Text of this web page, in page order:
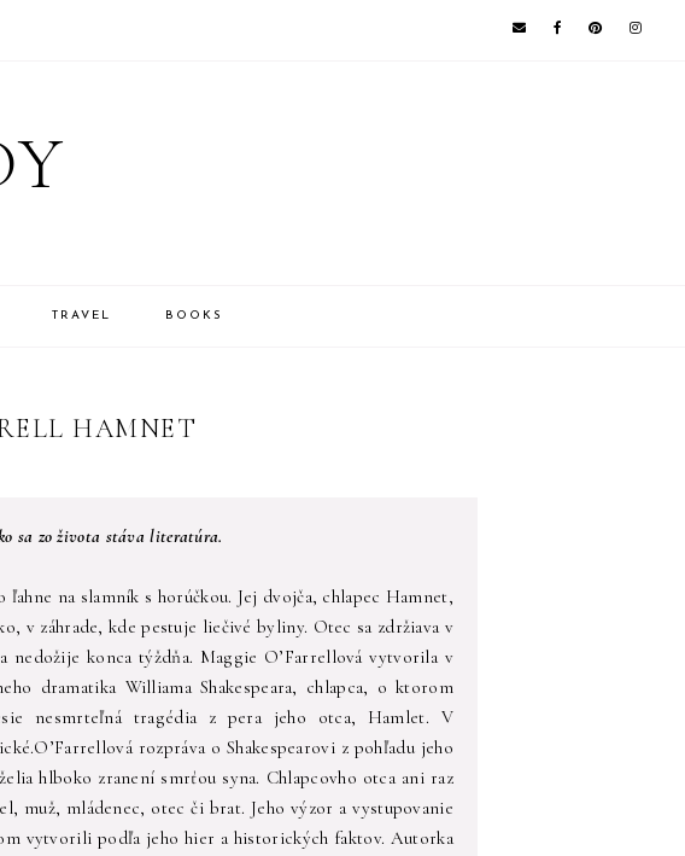
TRAVEL BOOKS
HAMNET
sa zo života stáva literatúra.
na slamník s horúčkou. Jej dvojča, chlapec Hamnet,
v záhrade, kde pestuje liečivé byliny. Otec sa zdržiava v
nedožije konca týždňa. Maggie O’Farrellová vytvorila v
dramatika Williama Shakespeara, chlapca, o ktorom
nesmrteľná tragédia z pera jeho otca, Hamlet. V
rozpráva o Shakespearovi z pohľadu jeho
hlboko zranení smrťou syna. Chlapcovho otca ani raz
muž, mládenec, otec či brat. Jeho výzor a vystupovanie
vytvorili podľa jeho hier a historických faktov. Autorka